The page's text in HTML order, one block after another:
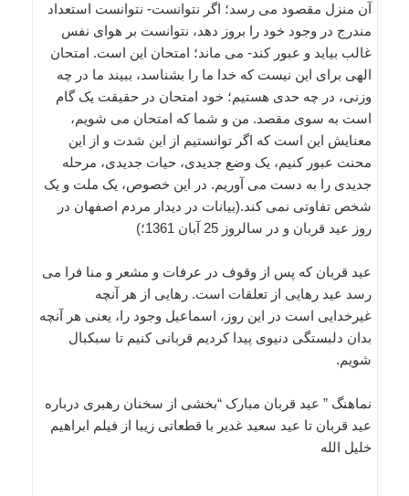
آن منزل مقصود می رسد؛ اگر نتوانست- نتوانست استعداد
مندرج در وجود خود را بروز دهد، نتوانست بر هوای نفس
غالب بیاید و عبور کند- می ماند؛ امتحان این است. امتحان
الهی برای این نیست که خدا ما را بشناسد، ببیند ما در چه
وزنی، در چه حدی هستیم؛ خود امتحان در حقیقت یک گام
است به سوی مقصد. من و شما که امتحان می شویم،
معنایش این است که اگر توانستیم از این شدت و از این
محنت عبور کنیم، یک وضع جدیدی، حیات جدیدی، مرحله
جدیدی را به دست می آوریم. در این خصوص، یک ملت و یک
شخص تفاوتی نمی کند.(بيانات در ديدار مردم اصفهان در
روز عيد قربان و در سالروز 25 آبان 1361؛)
عید قربان که پس از وقوف در عرفات و مشعر و منا فرا مى
رسد عید رهایى از تعلقات است. رهایى از هر آنچه
غیرخدایى است در این روز، اسماعیل وجود را، یعنى هر آنچه
بدان دلبستگى دنیوى پیدا کردیم قربانى کنیم تا سبکبال
شویم.
نماهنگ ” عید قربان مبارک “بخشی از سخنان رهبری درباره
عید قربان تا عید سعید غدیر با قطعاتی زیبا از فیلم ابراهیم
خلیل الله